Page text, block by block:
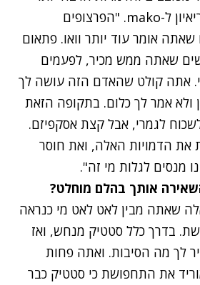
גדולות", הוא אומר בריאיון ל-mako. "הפרצופים
אומר עוד יותר וואו. פתאום
שאתה ממש מכיר, לפעמים
אתה קולט שהאדם הזה עושה לך
ולא אמר לך כלום. בתקופה הזאת
לגמרי, אבל קצת אסקפיזם.
את הדמויות האלה, ואת חוסר
מנסים לגלות מי זה".
אותך בהלם מוחלט?
שאתה מבין לאט לאט מי כנראה
בדרך כלל סטטיק מנחש, ואז
לך מה הסיבות. ואתה פחות
את התחפושת כי סטטיק כבר